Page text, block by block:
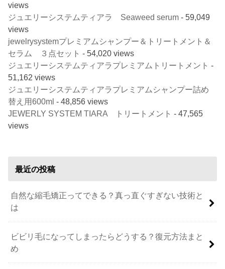
views
ジュエリーシステムティアラ Seaweed serum - 59,049
views
jewelrysystemプレミアムシャンプー＆トリートメント＆
セラム ３点セット - 54,020 views
ジュエリーシステムティアラプレミアムトリートメント -
51,162 views
ジュエリーシステムティアラプレミアムシャンプー詰め
替え用600ml - 48,856 views
JEWERLY SYSTEM TIARA トリートメント - 47,565
views
最近の投稿
自然な縮毛矯正ってできる？真っ直ぐすぎない技術と
は
ビビリ毛になってしまったらどうする？復元方法まと
め